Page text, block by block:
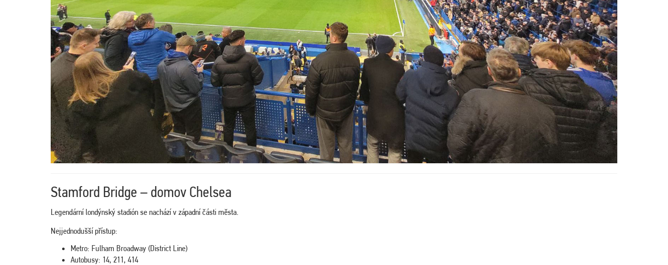
Stamford Bridge – domov Chelsea
Legendární londýnský stadión se nachází v západní části města.
Nejjednodušší přístup:
Metro: Fulham Broadway (District Line)
Autobusy: 14, 211, 414